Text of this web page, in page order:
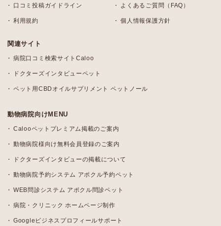
口コミ投稿ガイドライン よくあるご質問（FAQ）
利用規約 個人情報保護方針
関連サイト
病院口コミ検索サイトCaloo
ドクターズインタビューペット
ペット用CBDオイルサプリメント ペットノール
動物病院向けMENU
Calooペットプレミアム掲載のご案内
動物病院様向け無料会員登録のご案内
ドクターズインタビューの掲載について
動物病院予約システム アポクル予約ペット
WEB問診システム アポクル問診ペット
病院・クリニック ホームページ制作
Googleビジネスプロフィールサポート